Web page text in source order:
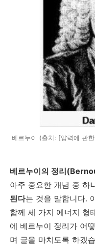
베르누이 (출처: [양력에 관
베르누이의 정리
아주 중요한 개념 중 하
된다는 것을 말합니다.
함께 세 가지 에너지 형
에 베르누이 정리가 어
며 글을 마치도록 하겠